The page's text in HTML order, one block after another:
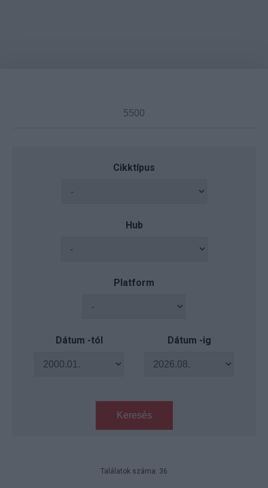
Cikktípus
Hub
Platform
Dátum -tól Dátum -ig
Keresés
Találatok száma: 36